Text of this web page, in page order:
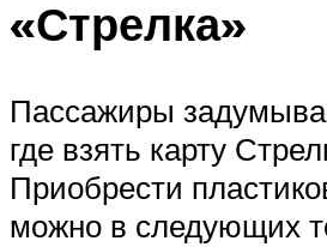
«Стрелка»
Пассажиры
где взять карту
Приобрести
можно в следующих